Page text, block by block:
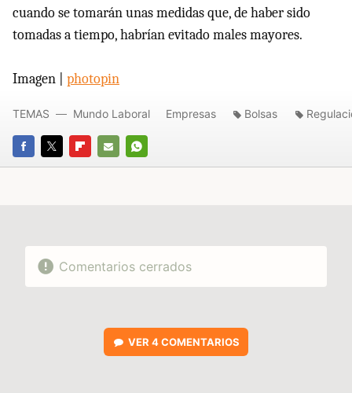
cuando se tomarán unas medidas que, de haber sido
tomadas a tiempo, habrían evitado males mayores.
Imagen | photopin
FACEBOOK
TWITTERFLIPBOARD
E-
WHATSAPP
TEMAS Mundo Laboral Empresas Bolsas
Comentarios cerrados
VER 4 COMENTARIOS